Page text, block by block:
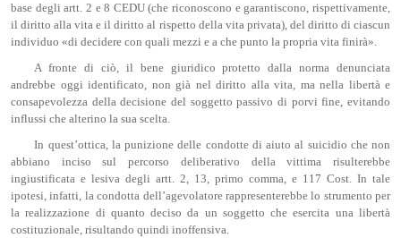
base degli artt. 2 e 8 CEDU (che riconoscono e garantiscono, rispettivamente,
il diritto alla vita e il diritto al rispetto della vita privata), del diritto di ciascun
individuo «di decidere con quali mezzi e a che punto la propria vita finirà».
A fronte di ciò, il bene giuridico protetto dalla norma denunciata
andrebbe oggi identificato, non già nel diritto alla vita, ma nella libertà e
consapevolezza della decisione del soggetto passivo di porvi fine, evitando
influssi che alterino la sua scelta.
In quest’ottica, la punizione delle condotte di aiuto al suicidio che non
abbiano inciso sul percorso deliberativo della vittima risulterebbe
ingiustificata e lesiva degli artt. 2, 13, primo comma, e 117 Cost. In tale
ipotesi, infatti, la condotta dell’agevolatore rappresenterebbe lo strumento per
la realizzazione di quanto deciso da un soggetto che esercita una libertà
costituzionale, risultando quindi inoffensiva.